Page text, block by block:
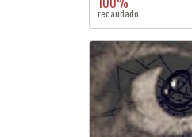
recaudado